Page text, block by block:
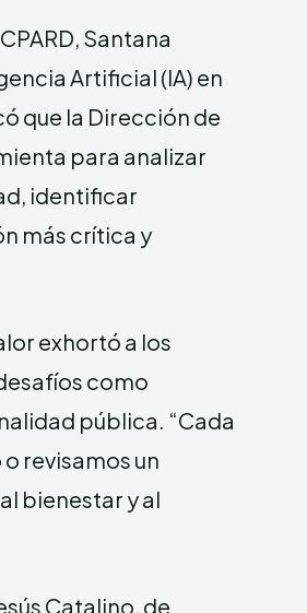
Santana
Artificial (IA) en
que la Dirección de
para analizar
identificar
más crítica y
exhortó a los
como
pública. “Cada
revisamos un
bienestar y al
Catalino, de